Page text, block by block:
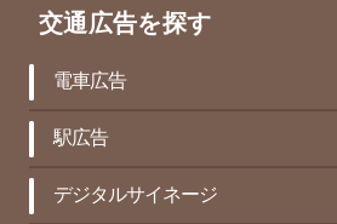
交通広告を探す
電車広告
駅広告
デジタルサイネージ